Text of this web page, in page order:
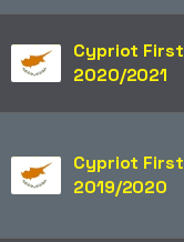
Cypriot First Division
2020/2021
Cypriot First Division
2019/2020